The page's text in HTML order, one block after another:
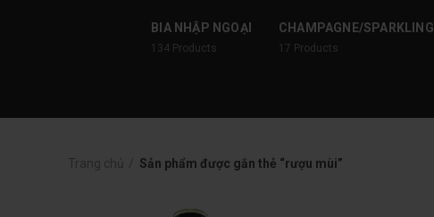
BIA NHẬP NGOẠI
134 Products
CHAMPAGNE/SPARKLING
17 Products
Sản phẩm được gắn thẻ “rượu mùi”